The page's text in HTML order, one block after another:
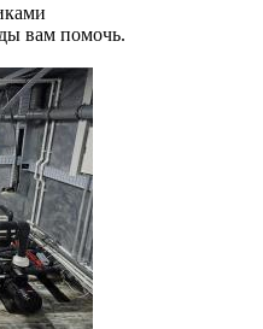
вам помочь.